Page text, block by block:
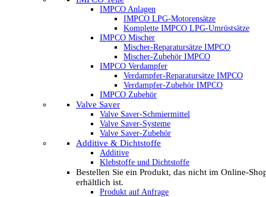
IMPCO Anlagen
IMPCO LPG-Motorensätze
Komplette IMPCO LPG-Umrüstsätze
IMPCO Mischer
Mischer-Reparatursätze IMPCO
Mischer-Zubehör IMPCO
IMPCO Verdampfer
Verdampfer-Reparatursätze IMPCO
Verdampfer-Zubehör IMPCO
IMPCO Zubehör
Valve Saver
Valve Saver-Schmiermittel
Valve Saver-Systeme
Valve Saver-Zubehör
Additive & Dichtstoffe
Additive
Klebstoffe und Dichtstoffe
Bestellen Sie ein Produkt, das nicht im Online-
erhältlich ist.
Produkt auf Anfrage